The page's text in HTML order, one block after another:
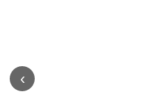
‹